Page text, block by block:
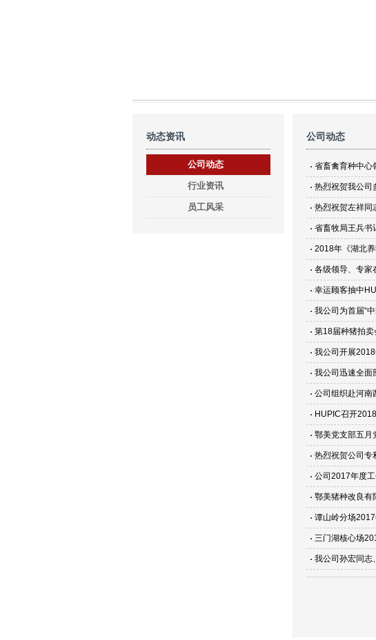
动态资讯
公司动态
行业资讯
员工风采
公司动态
省畜禽育种中心
热烈祝贺我公司
热烈祝贺左祥同
省畜牧局王兵书
2018年《湖北
各级领导、专家
幸运顾客抽中
我公司为首届“
第18届种猪拍
我公司开展
我公司迅速全面
公司组织赴河南
HUPIC召开
鄂美党支部五
热烈祝贺公司专
公司2017年度
鄂美猪种改良有
谭山岭分场
三门湖核心场
我公司孙宏同志